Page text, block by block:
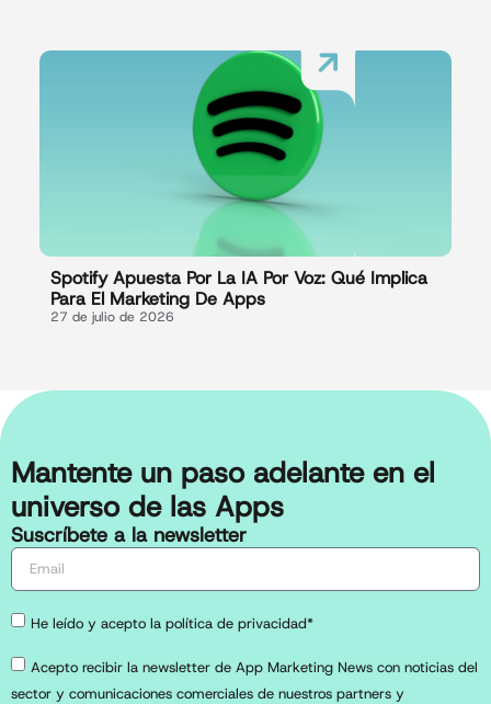
Spotify Apuesta Por La IA Por Voz: Qué Implica
Para El Marketing De Apps
27 de julio de 2026
Mantente un paso adelante en el
universo de las Apps
Suscríbete a la newsletter
He leído y acepto la política de privacidad*
Acepto recibir la newsletter de App Marketing News con noticias del
sector y comunicaciones comerciales de nuestros partners y